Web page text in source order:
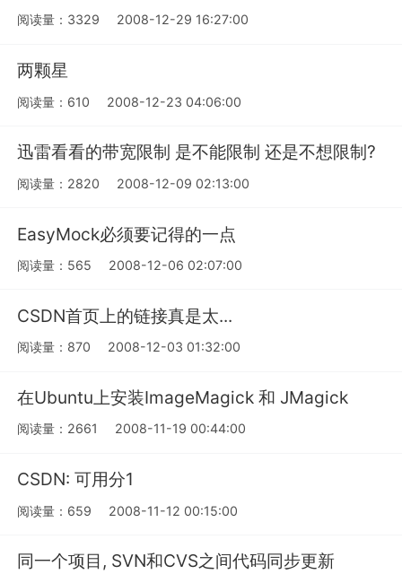
阅读量：3329 2008-12-29 16:27:00
两颗星
阅读量：610 2008-12-23 04:06:00
迅雷看看的带宽限制 是不能限制 还是不想限制?
阅读量：2820 2008-12-09 02:13:00
EasyMock必须要记得的一点
阅读量：565 2008-12-06 02:07:00
CSDN首页上的链接真是太...
阅读量：870 2008-12-03 01:32:00
在Ubuntu上安装ImageMagick 和 JMagick
阅读量：2661 2008-11-19 00:44:00
CSDN: 可用分1
阅读量：659 2008-11-12 00:15:00
同一个项目, SVN和CVS之间代码同步更新